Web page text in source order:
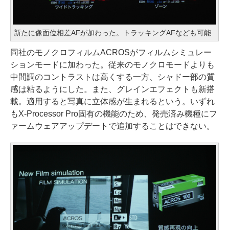
新たに像面位相差AFが加わった。トラッキングAFなども可能
同社のモノクロフィルムACROSがフィルムシミュレー
ションモードに加わった。従来のモノクロモードよりも
中間調のコントラストは高くする一方、シャドー部の質
感は粘るようにした。また、グレインエフェクトも新搭
載。適用すると写真に立体感が生まれるという。いずれ
もX-Processor Pro固有の機能のため、発売済み機種にフ
ァームウェアアップデートで追加することはできない。